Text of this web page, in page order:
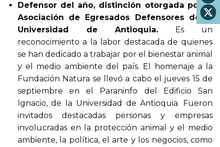
Defensor del año, distinción otorgada por la
Asociación de Egresados Defensores de la
Universidad de Antioquia. Es un
reconocimiento a la labor destacada de quienes
se han dedicado a trabajar por el bienestar animal
y el medio ambiente del país. El homenaje a la
Fundación Natura se llevó a cabo el jueves 15 de
septiembre en el Paraninfo del Edificio San
Ignacio, de la Universidad de Antioquia. Fueron
invitados destacadas personas y empresas
involucradas en la protección animal y el medio
ambiente, la política, el arte y los negocios, como